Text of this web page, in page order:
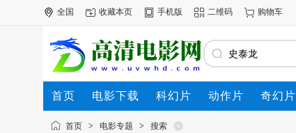
全国 收藏本页 手机版 二维码 购物车
首页 电影下载 科幻片 动作片 奇幻片
电影专题 下载帮助
首页 > 电影专题 > 搜索